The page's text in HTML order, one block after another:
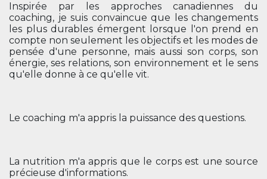
Inspirée par les approches canadiennes du
coaching, je suis convaincue que les changements
les plus durables émergent lorsque l'on prend en
compte non seulement les objectifs et les modes de
pensée d'une personne, mais aussi son corps, son
énergie, ses relations, son environnement et le sens
qu'elle donne à ce qu'elle vit.
Le coaching m'a appris la puissance des questions.
La nutrition m'a appris que le corps est une source
précieuse d'informations.